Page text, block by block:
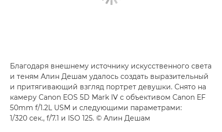
Благодаря внешнему источнику искусственного света
и теням Алин Дешам удалось создать выразительный
и притягивающий взгляд портрет девушки. Снято на
камеру Canon EOS 5D Mark IV с объективом Canon EF
50mm f/1.2L USM и следующими параметрами:
1/320 сек., f/7.1 и ISO 125. © Алин Дешам